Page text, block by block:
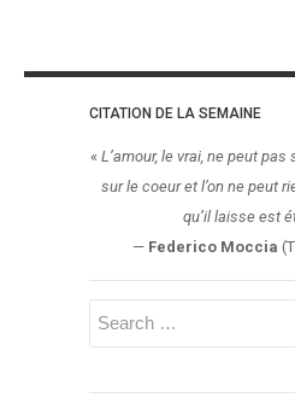
CITATION DE LA SEMAINE
« L’amour, le vrai, ne peut
sur le coeur et l’on ne peut
qu’il laisse est
— Federico Moccia